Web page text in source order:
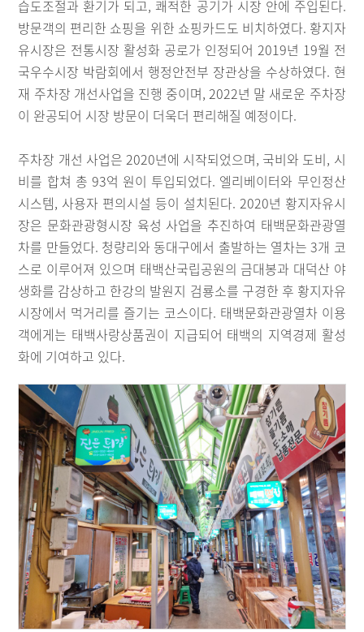
습도조절과 환기가 되고, 쾌적한 공기가 시장 안에 주입된다.
방문객의 편리한 쇼핑을 위한 쇼핑카드도 비치하였다. 황지자
유시장은 전통시장 활성화 공로가 인정되어 2019년 19월 전
국우수시장 박람회에서 행정안전부 장관상을 수상하였다. 현
재 주차장 개선사업을 진행 중이며, 2022년 말 새로운 주차장
이 완공되어 시장 방문이 더욱더 편리해질 예정이다.
주차장 개선 사업은 2020년에 시작되었으며, 국비와 도비, 시
비를 합쳐 총 93억 원이 투입되었다. 엘리베이터와 무인정산
시스템, 사용자 편의시설 등이 설치된다. 2020년 황지자유시
장은 문화관광형시장 육성 사업을 추진하여 태백문화관광열
차를 만들었다. 청량리와 동대구에서 출발하는 열차는 3개 코
스로 이루어져 있으며 태백산국립공원의 금대봉과 대덕산 야
생화를 감상하고 한강의 발원지 검룡소를 구경한 후 황지자유
시장에서 먹거리를 즐기는 코스이다. 태백문화관광열차 이용
객에게는 태백사랑상품권이 지급되어 태백의 지역경제 활성
화에 기여하고 있다.